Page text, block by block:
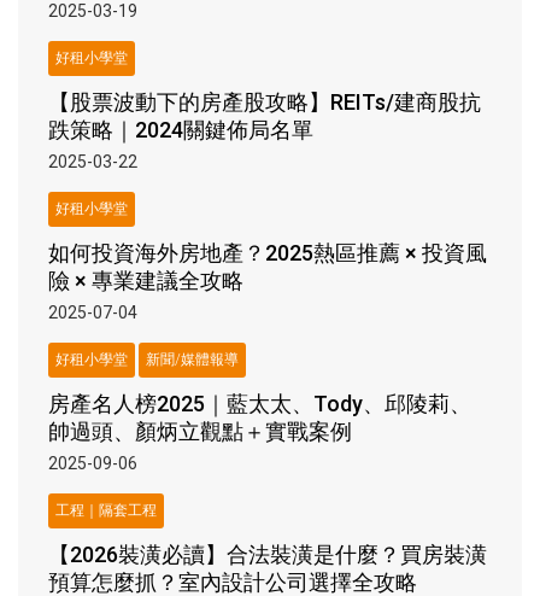
2025-03-19
好租小學堂
【股票波動下的房產股攻略】REITs/建商股抗
跌策略｜2024關鍵佈局名單
2025-03-22
好租小學堂
如何投資海外房地產？2025熱區推薦 × 投資風
險 × 專業建議全攻略
2025-07-04
好租小學堂 新聞/媒體報導
房產名人榜2025｜藍太太、Tody、邱陵莉、
帥過頭、顏炳立觀點＋實戰案例
2025-09-06
工程｜隔套工程
【2026裝潢必讀】合法裝潢是什麼？買房裝潢
預算怎麼抓？室內設計公司選擇全攻略